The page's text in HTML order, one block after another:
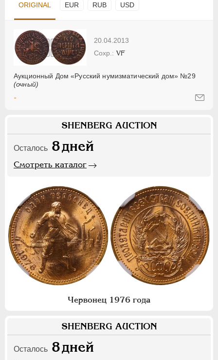
ORIGINAL EUR RUB USD
20.04.2013
Аукционный Дом «Русский нумизматический дом» №29
(очный)
VF
-
SHENBERG AUCTION
Осталось 8дней
Смотреть каталог
Червонец 1976 года
SHENBERG AUCTION
Осталось 8дней